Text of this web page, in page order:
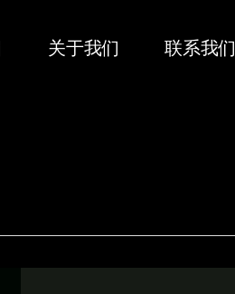
关于我们 联系我们